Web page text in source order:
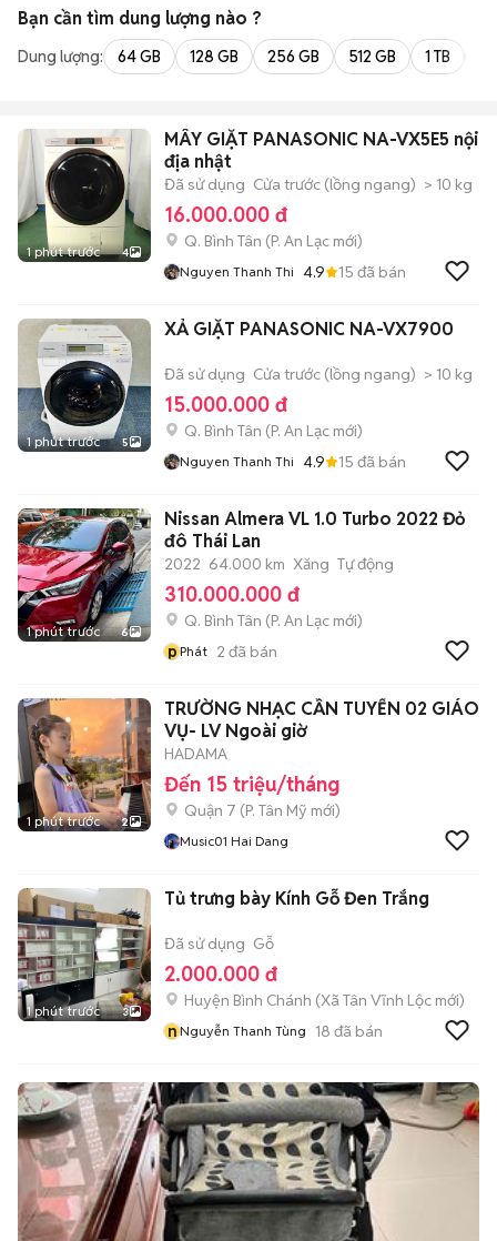
Bạn cần tìm dung lượng nào ?
Dung lượng: 64 GB 128 GB 256 GB 512 GB 1 TB
1 phút trước 4
MÂY GIẶT PANASONIC NA-VX5E5 nội
địa nhật
Đã sử dụng Cửa trước (lồng ngang) > 10 kg
16.000.000 đ
Q. Bình Tân (P. An Lạc mới)
Nguyen Thanh Thi 4.9 15 đã bán
1 phút trước 5
XẢ GIẶT PANASONIC NA-VX7900
Đã sử dụng Cửa trước (lồng ngang) > 10 kg
15.000.000 đ
Q. Bình Tân (P. An Lạc mới)
Nguyen Thanh Thi 4.9 15 đã bán
1 phút trước 6
Nissan Almera VL 1.0 Turbo 2022 Đỏ
đô Thái Lan
2022 64.000 km Xăng Tự động
310.000.000 đ
Q. Bình Tân (P. An Lạc mới)
pPhát 2 đã bán
1 phút trước 2
TRƯỜNG NHẠC CẦN TUYỂN 02 GIÁO
VỤ- LV Ngoài giờ
HADAMA
Đến 15 triệu/tháng
Quận 7 (P. Tân Mỹ mới)
Music01 Hai Dang
1 phút trước 3
Tủ trưng bày Kính Gỗ Đen Trắng
Đã sử dụng Gỗ
2.000.000 đ
Huyện Bình Chánh (Xã Tân Vĩnh Lộc mới)
nNguyễn Thanh Tùng 18 đã bán